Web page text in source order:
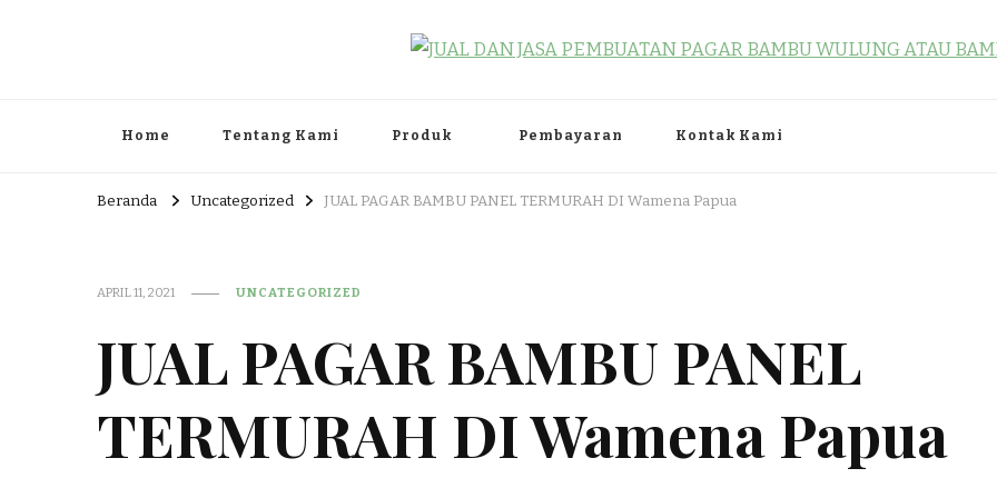
Home Tentang Kami Produk Pembayaran Kontak Kami
Beranda Uncategorized JUAL PAGAR BAMBU PANEL TERMURAH DI Wamena Papua
APRIL 11, 2021 UNCATEGORIZED
JUAL PAGAR BAMBU PANEL
TERMURAH DI Wamena Papua